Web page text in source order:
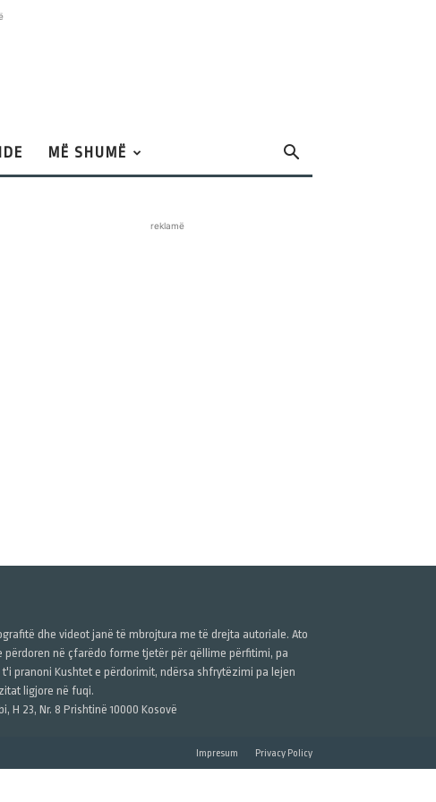
MË SHUMË
reklamë
dhe videot janë të mbrojtura me të drejta autoriale. Ato
në çfarëdo forme tjetër për qëllime përfitimi, pa
pranoni Kushtet e përdorimit, ndërsa shfrytëzimi pa lejen
ligjore në fuqi.
H 23, Nr. 8 Prishtinë 10000 Kosovë
Impresum Privacy Policy